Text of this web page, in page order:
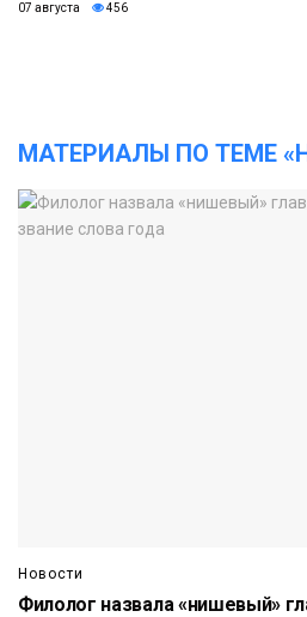
07 августа 456
МАТЕРИАЛЫ ПО ТЕМЕ
Новости
Филолог назвала «нишевый»